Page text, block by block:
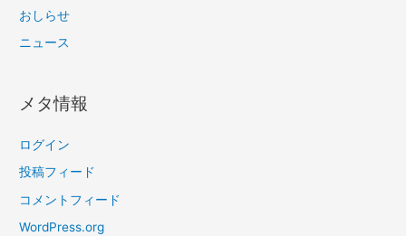
おしらせ
ニュース
メタ情報
ログイン
投稿フィード
コメントフィード
WordPress.org